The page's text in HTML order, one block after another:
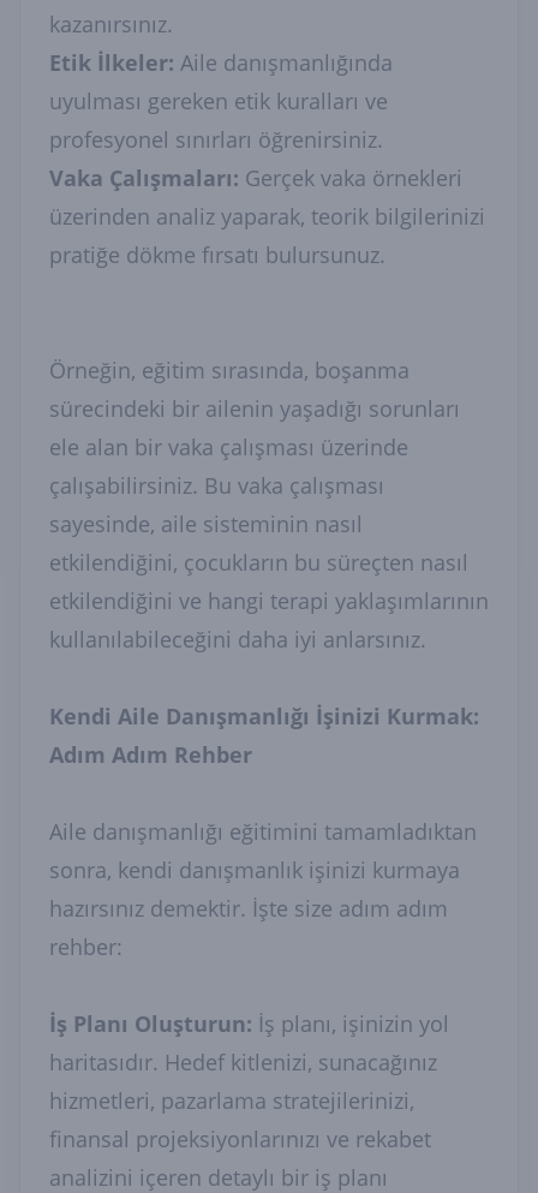
kazanırsınız.
Etik İlkeler: Aile danışmanlığında
uyulması gereken etik kuralları ve
profesyonel sınırları öğrenirsiniz.
Vaka Çalışmaları: Gerçek vaka örnekleri
üzerinden analiz yaparak, teorik bilgilerinizi
pratiğe dökme fırsatı bulursunuz.
Örneğin, eğitim sırasında, boşanma
sürecindeki bir ailenin yaşadığı sorunları
ele alan bir vaka çalışması üzerinde
çalışabilirsiniz. Bu vaka çalışması
sayesinde, aile sisteminin nasıl
etkilendiğini, çocukların bu süreçten nasıl
etkilendiğini ve hangi terapi yaklaşımlarının
kullanılabileceğini daha iyi anlarsınız.
Kendi Aile Danışmanlığı İşinizi Kurmak:
Adım Adım Rehber
Aile danışmanlığı eğitimini tamamladıktan
sonra, kendi danışmanlık işinizi kurmaya
hazırsınız demektir. İşte size adım adım
rehber:
İş Planı Oluşturun: İş planı, işinizin yol
haritasıdır. Hedef kitlenizi, sunacağınız
hizmetleri, pazarlama stratejilerinizi,
finansal projeksiyonlarınızı ve rekabet
analizini içeren detaylı bir iş planı